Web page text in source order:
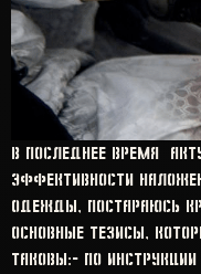
В последнее время
эффективности
одежды, постараюсь
Основные тезисы,
таковы:– по